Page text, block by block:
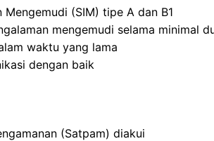
Mengemudi (SIM) tipe A dan B1
mengemudi selama minimal
waktu yang lama
dengan baik
(Satpam) diakui